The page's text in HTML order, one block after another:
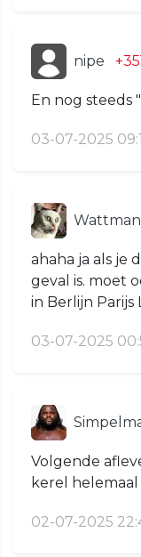
nipe
En nog steeds
03-07-2025
Wattman
ahaha ja als je
geval is. moet
in Berlijn
03-07-2025
Volgende
kerel
02-07-2025